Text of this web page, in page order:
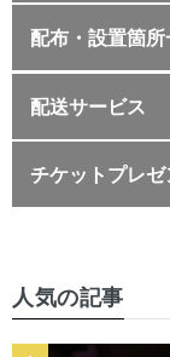
配布・設置箇
配送サービス
チケットプレゼ
人気の記事